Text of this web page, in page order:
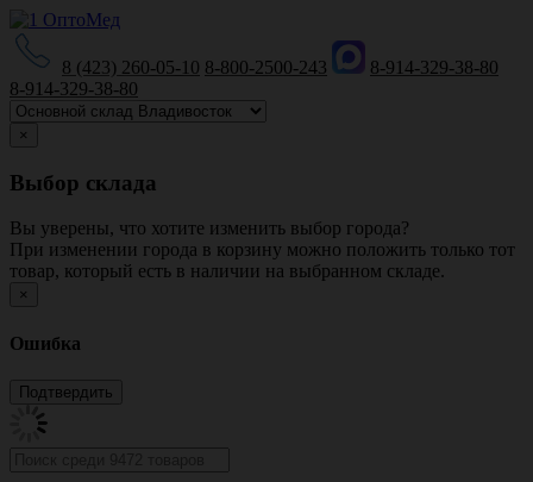
8 (423) 260-05-10 8-800-2500-243
8-914-329-38-80
8-914-329-38-80
×
Выбор склада
Вы уверены, что хотите изменить выбор города?
При изменении города в корзину можно положить только тот
товар, который есть в наличии на выбранном складе.
×
Ошибка